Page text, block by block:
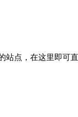
站点，在这里即